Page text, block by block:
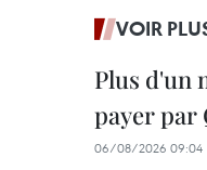
VOIR
Plus d'un
payer par
06/08/2026 09:04